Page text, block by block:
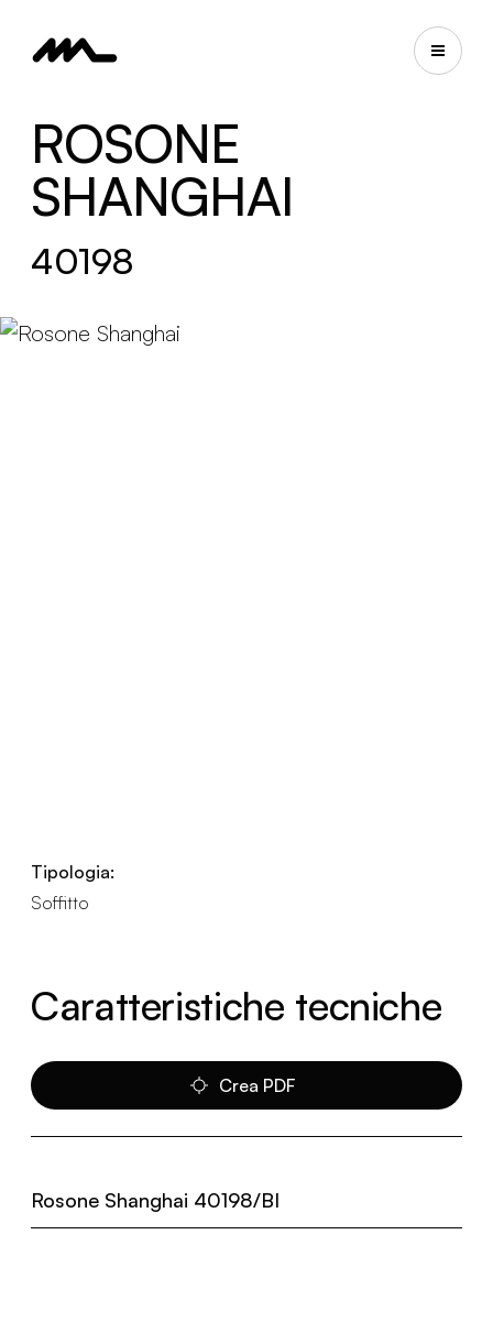
ROSONE
SHANGHAI
40198
Tipologia:
Soffitto
Caratteristiche tecniche
Crea PDF
Rosone Shanghai 40198/BI